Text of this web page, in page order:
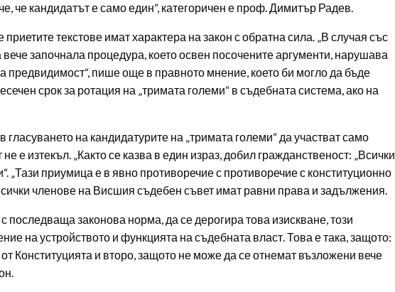
че кандидатът е само един“, категоричен е проф. Димитър Радев.
текстове имат характера на закон с обратна сила. „В случая със
започнала процедура, което освен посочените аргументи, нарушава
предвидимост“, пише още в правното мнение, което би могло да бъде
срок за ротация на „тримата големи“ в съдебната система, ако на
на кандидатурите на „тримата големи“ да участват само
е изтекъл. „Както се казва в един израз, добил гражданственост: „Всички
„Тази приумица е в явно противоречие с противоречие с конституционно
членове на Висшия съдебен съвет имат равни права и задължения.
последваща законова норма, да се дерогира това изискване, този
на устройството и функцията на съдебната власт. Това е така, защото:
Конституцията и второ, защото не може да се отнемат възложени вече